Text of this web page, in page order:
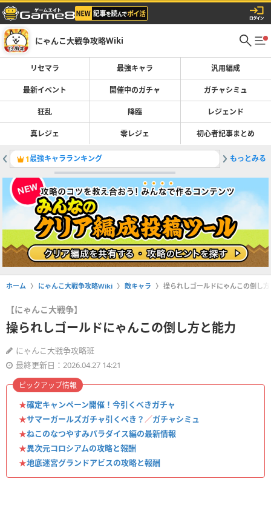
にゃんこ大戦争攻略Wiki
リセマラ 最強キャラ 汎用編成
最新イベント 開催中のガチャ ガチャシミュ
狂乱 降臨 レジェンド
真レジェ 零レジェ 初心者記事まとめ
1最強キャラランキング 2断罪天
もっとみる
ホーム にゃんこ大戦争攻略Wiki 敵キャラ 操られしゴールドにゃんこの倒し
【にゃんこ大戦争】
操られしゴールドにゃんこの倒し方と能力
にゃんこ大戦争攻略班
最終更新日：2026.04.27 14:21
★確定キャンペーン開催！今引くべきガチャ
★サマーガールズガチャ引くべき？ ／ガチャシミュ
★ねこのなつやすみパラダイス編の最新情報
★異次元コロシアムの攻略と報酬
★地底迷宮グランドアビスの攻略と報酬
ピックアップ情報